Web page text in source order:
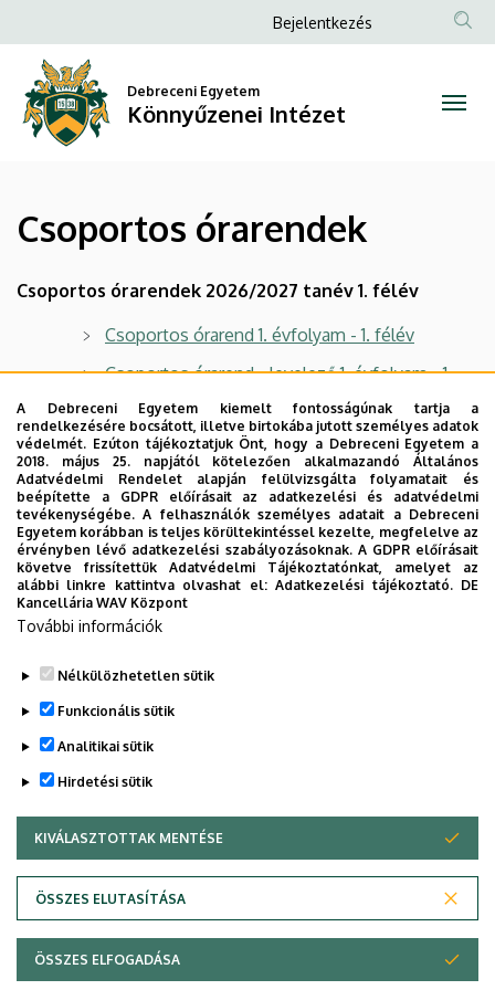
órarendek
Könnyűzenei
a
tartalomra
Anonim
menüje
Bejelentkezés
Debreceni Egyetem
Könnyűzenei Intézet
Csoportos órarendek
Csoportos órarendek 2026/2027 tanév 1. félév
Csoportos órarend 1. évfolyam - 1. félév
Csoportos órarend - levelező 1. évfolyam - 1.
félév
Csoportos órarend 2. évfolyam - 1. félév
Csoportos órarend 3. évfolyam - 1. félév
Csoportos órarend - levelező 3. évfolyam - 1.
félév
Csoportos órarend 3. évfolyam - Pedagógiai
modul - 1. félév
Legutóbbi frissítés: 2026. 07. 22. 15:02
Adatvédelem
Szerzői jog © 2026 Unideb
A Debreceni Egyetem kiemelt fontosságúnak tartja a
rendelkezésére bocsátott, illetve birtokába jutott személyes adatok
védelmét. Ezúton tájékoztatjuk Önt, hogy a Debreceni Egyetem a
2018. május 25. napjától kötelezően alkalmazandó Általános
Adatvédelmi Rendelet alapján felülvizsgálta folyamatait és
beépítette a GDPR előírásait az adatkezelési és adatvédelmi
tevékenységébe. A felhasználók személyes adatait a Debreceni
Egyetem korábban is teljes körültekintéssel kezelte, megfelelve az
érvényben lévő adatkezelési szabályozásoknak. A GDPR előírásait
követve frissítettük Adatvédelmi Tájékoztatónkat, amelyet az
alábbi linkre kattintva olvashat el:Adatkezelési tájékoztató. DE
Kancellária WAV Központ
További információk
Nélkülözhetetlen sütik
Funkcionális sütik
Analitikai sütik
Hirdetési sütik
KIVÁLASZTOTTAK MENTÉSE
ÖSSZES ELUTASÍTÁSA
WITHDRAW CONSENT
ÖSSZES ELFOGADÁSA